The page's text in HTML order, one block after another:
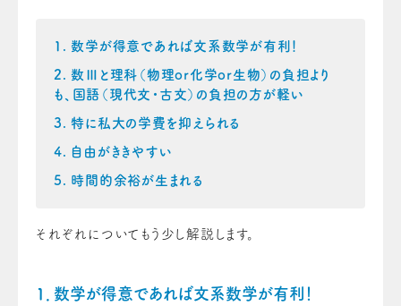
数学が得意であれば文系数学が有利！
数Ⅲと理科（物理or化学or生物）の負担より
も、国語（現代文・古文）の負担の方が軽い
特に私大の学費を抑えられる
自由がききやすい
時間的余裕が生まれる
それぞれについてもう少し解説します。
1．数学が得意であれば文系数学が有利！